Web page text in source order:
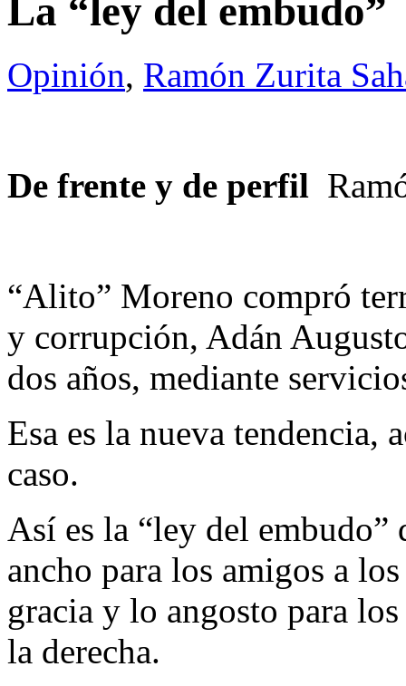
La “ley del embudo”
Opinión, Ramón Zurita
De frente y de perfil
“Alito” Moreno compró
y corrupción, Adán
dos años, mediante
Esa es la nueva tendencia,
caso.
Así es la “ley del
ancho para los amigos a
gracia y lo angosto para
la derecha.